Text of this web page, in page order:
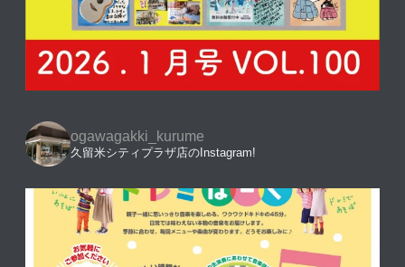
ogawagakki_kurume
久留米シティプラザ店のInstagram!